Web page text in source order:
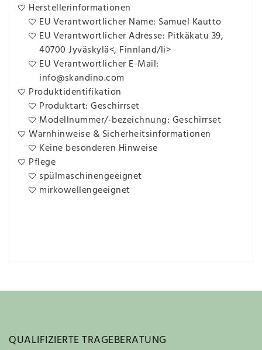
Herstellerinformationen
EU Verantwortlicher Name: Samuel Kautto
EU Verantwortlicher Adresse: Pitkäkatu 39,
40700 Jyväskylä<, Finnland/li>
EU Verantwortlicher E-Mail:
info@skandino.com
Produktidentifikation
Produktart: Geschirrset
Modellnummer/-bezeichnung: Geschirrset
Warnhinweise & Sicherheitsinformationen
Keine besonderen Hinweise
Pflege
spülmaschinengeeignet
mirkowellengeeignet
QUALIFIZIERTE TRAGEBERATUNG